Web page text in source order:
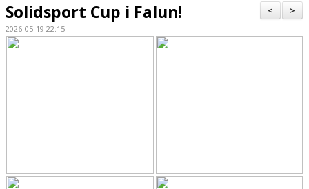
MATCHER
PRIS SKÅPET
>
<
Solidsport Cup i Falun!
2026-05-19 22:15